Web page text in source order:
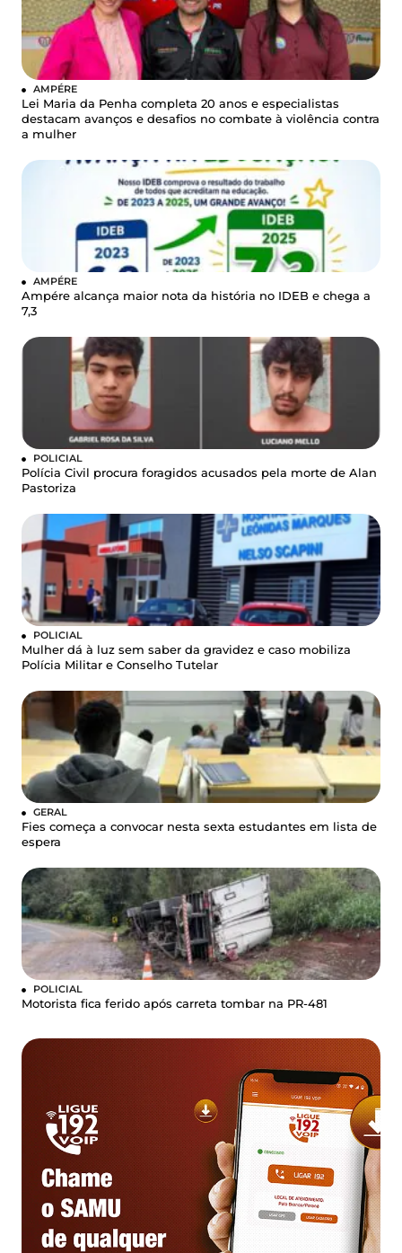
AMPÉRE
Lei Maria da Penha completa 20 anos e especialistas
destacam avanços e desafios no combate à violência contra
a mulher
AMPÉRE
Ampére alcança maior nota da história no IDEB e chega a
7,3
POLICIAL
Polícia Civil procura foragidos acusados pela morte de Alan
Pastoriza
POLICIAL
Mulher dá à luz sem saber da gravidez e caso mobiliza
Polícia Militar e Conselho Tutelar
GERAL
Fies começa a convocar nesta sexta estudantes em lista de
espera
POLICIAL
Motorista fica ferido após carreta tombar na PR-481